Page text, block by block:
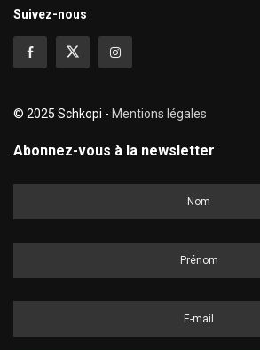
Suivez-nous
© 2025 Schkopi - Mentions légales
Abonnez-vous à la newsletter